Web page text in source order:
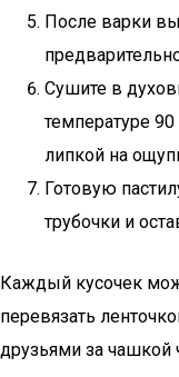
После варки
Сушите в
температуре
липкой на
Готовую
трубочки и
Каждый кусочек
перевязать
друзьями за чашкой